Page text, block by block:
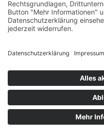
Datenschutzerklärung
2026 | Powered by